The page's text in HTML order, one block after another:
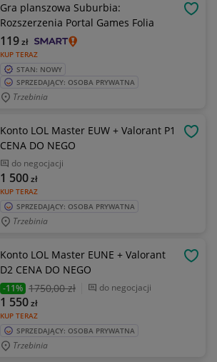
Gra planszowa Suburbia:
Rozszerzenia Portal Games Folia
KUP TERAZ
119zł
STAN: NOWY
SPRZEDAJĄCY: OSOBA PRYWATNA
Trzebinia
Konto LOL Master EUW + Valorant P1
CENA DO NEGO
do negocjacji
KUP TERAZ
1 500zł
SPRZEDAJĄCY: OSOBA PRYWATNA
Trzebinia
Konto LOL Master EUNE + Valorant
D2 CENA DO NEGO
-11% 1750,00 zł do negocjacji
KUP TERAZ
1 550zł
SPRZEDAJĄCY: OSOBA PRYWATNA
Trzebinia